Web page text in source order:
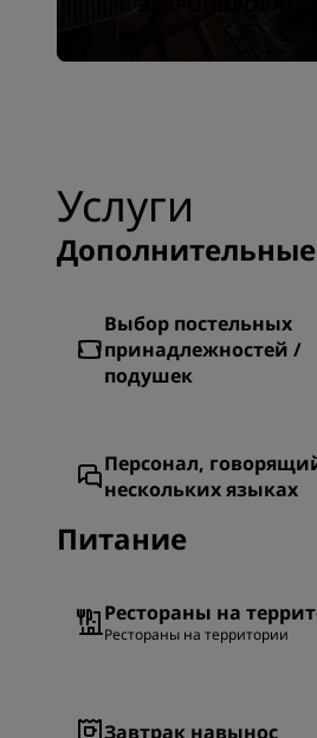
Услуги
Дополнительные
Выбор постельных
принадлежностей /
подушек
Персонал,
нескольких языках
Питание
Рестораны на
Рестораны на территории
Завтрак навынос